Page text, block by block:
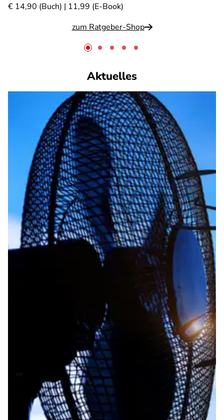
€ 14,90 (Buch) | 11,99 (E-Book)
zum Ratgeber-Shop
Aktuelles